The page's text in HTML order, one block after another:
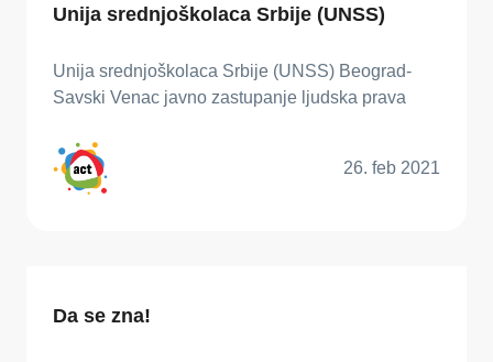
Unija srednjoškolaca Srbije (UNSS)
Unija srednjoškolaca Srbije (UNSS) Beograd-
Savski Venac javno zastupanje ljudska prava
26. feb 2021
Da se zna!